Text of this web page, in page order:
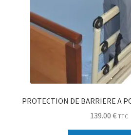
PROTECTION DE BARRIERE A
139.00 € TTC